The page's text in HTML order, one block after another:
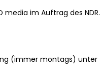
media im Auftrag des NDR.
(immer montags) unter